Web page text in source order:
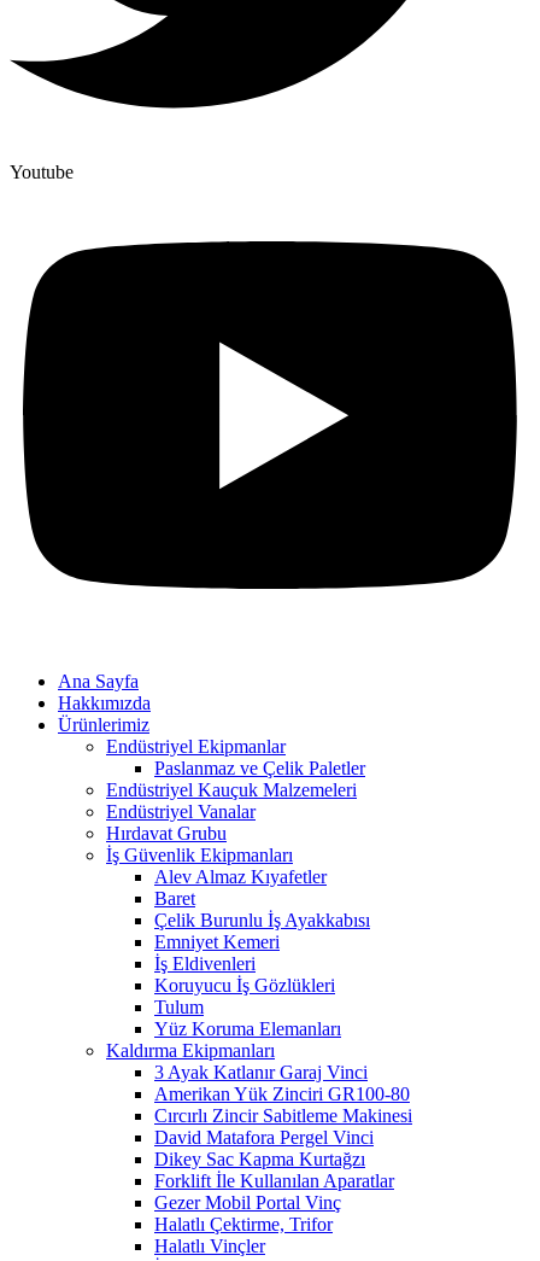
Youtube
Ana Sayfa
Hakkımızda
Ürünlerimiz
Endüstriyel Ekipmanlar
Paslanmaz ve Çelik Paletler
Endüstriyel Kauçuk Malzemeleri
Endüstriyel Vanalar
Hırdavat Grubu
İş Güvenlik Ekipmanları
Alev Almaz Kıyafetler
Baret
Çelik Burunlu İş Ayakkabısı
Emniyet Kemeri
İş Eldivenleri
Koruyucu İş Gözlükleri
Tulum
Yüz Koruma Elemanları
Kaldırma Ekipmanları
3 Ayak Katlanır Garaj Vinci
Amerikan Yük Zinciri GR100-80
Cırcırlı Zincir Sabitleme Makinesi
David Matafora Pergel Vinci
Dikey Sac Kapma Kurtağzı
Forklift İle Kullanılan Aparatlar
Gezer Mobil Portal Vinç
Halatlı Çektirme, Trifor
Halatlı Vinçler